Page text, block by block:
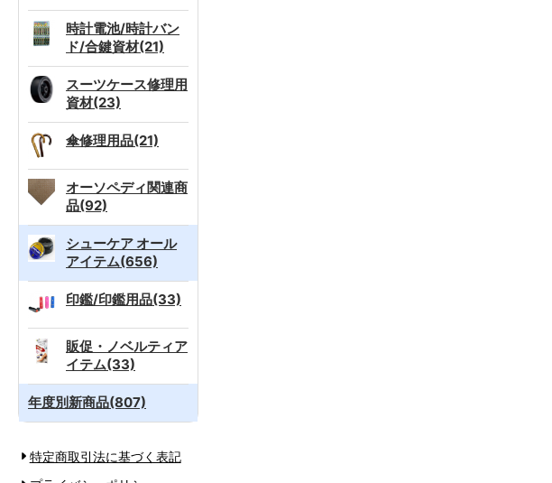
時計電池/時計バン
ド/合鍵資材(21)
スーツケース修理用
資材(23)
傘修理用品(21)
オーソペディ関連商
品(92)
シューケア オール
アイテム(656)
印鑑/印鑑用品(33)
販促・ノベルティア
イテム(33)
年度別新商品(807)
特定商取引法に基づく表記